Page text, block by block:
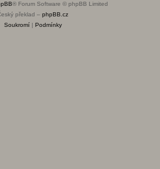
® Forum Software © phpBB Limited
překlad – phpBB.cz
Soukromí| Podmínky